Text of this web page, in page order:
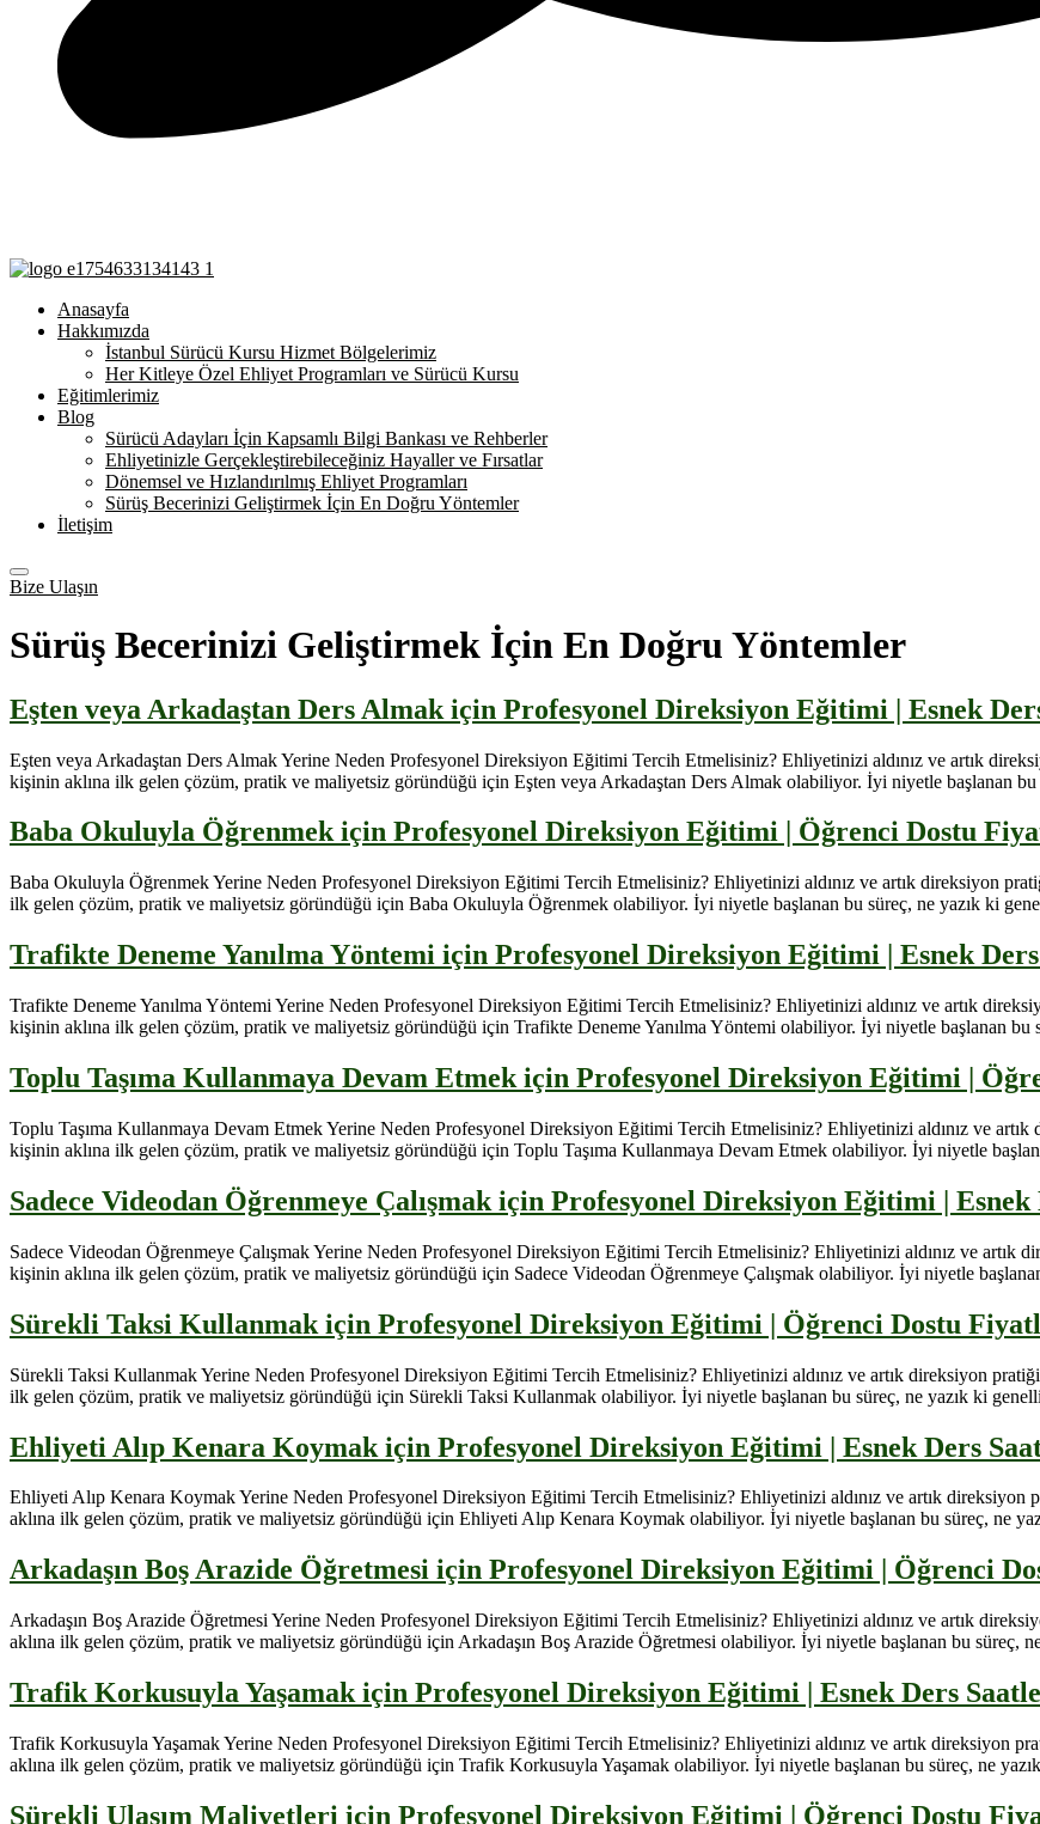
Anasayfa
Hakkımızda
İstanbul Sürücü Kursu Hizmet Bölgelerimiz
Her Kitleye Özel Ehliyet Programları ve Sürücü Kursu
Eğitimlerimiz
Blog
Sürücü Adayları İçin Kapsamlı Bilgi Bankası ve Rehberler
Ehliyetinizle Gerçekleştirebileceğiniz Hayaller ve Fırsatlar
Dönemsel ve Hızlandırılmış Ehliyet Programları
Sürüş Becerinizi Geliştirmek İçin En Doğru Yöntemler
İletişim
Bize Ulaşın
Sürüş Becerinizi Geliştirmek İçin En Doğru Yöntemler
Eşten veya Arkadaştan Ders Almak için Profesyonel Direksiyon Eğitimi | Esnek
Eşten veya Arkadaştan Ders Almak Yerine Neden Profesyonel Direksiyon Eğitimi Tercih Etmelisiniz? Ehliyetinizi aldınız ve artık
kişinin aklına ilk gelen çözüm, pratik ve maliyetsiz göründüğü için Eşten veya Arkadaştan Ders Almak olabiliyor. İyi niyetle başlanan bu
Baba Okuluyla Öğrenmek için Profesyonel Direksiyon Eğitimi | Öğrenci Dostu
Baba Okuluyla Öğrenmek Yerine Neden Profesyonel Direksiyon Eğitimi Tercih Etmelisiniz? Ehliyetinizi aldınız ve artık direksiyon
ilk gelen çözüm, pratik ve maliyetsiz göründüğü için Baba Okuluyla Öğrenmek olabiliyor. İyi niyetle başlanan bu süreç, ne yazık ki
Trafikte Deneme Yanılma Yöntemi için Profesyonel Direksiyon Eğitimi | Esnek
Trafikte Deneme Yanılma Yöntemi Yerine Neden Profesyonel Direksiyon Eğitimi Tercih Etmelisiniz? Ehliyetinizi aldınız ve artık
kişinin aklına ilk gelen çözüm, pratik ve maliyetsiz göründüğü için Trafikte Deneme Yanılma Yöntemi olabiliyor. İyi niyetle başlanan bu
Toplu Taşıma Kullanmaya Devam Etmek için Profesyonel Direksiyon Eğitimi |
Toplu Taşıma Kullanmaya Devam Etmek Yerine Neden Profesyonel Direksiyon Eğitimi Tercih Etmelisiniz? Ehliyetinizi aldınız ve
kişinin aklına ilk gelen çözüm, pratik ve maliyetsiz göründüğü için Toplu Taşıma Kullanmaya Devam Etmek olabiliyor. İyi niyetle
Sadece Videodan Öğrenmeye Çalışmak için Profesyonel Direksiyon Eğitimi |
Sadece Videodan Öğrenmeye Çalışmak Yerine Neden Profesyonel Direksiyon Eğitimi Tercih Etmelisiniz? Ehliyetinizi aldınız ve artık
kişinin aklına ilk gelen çözüm, pratik ve maliyetsiz göründüğü için Sadece Videodan Öğrenmeye Çalışmak olabiliyor. İyi niyetle
Sürekli Taksi Kullanmak için Profesyonel Direksiyon Eğitimi | Öğrenci Dostu
Sürekli Taksi Kullanmak Yerine Neden Profesyonel Direksiyon Eğitimi Tercih Etmelisiniz? Ehliyetinizi aldınız ve artık direksiyon
ilk gelen çözüm, pratik ve maliyetsiz göründüğü için Sürekli Taksi Kullanmak olabiliyor. İyi niyetle başlanan bu süreç, ne yazık ki
Ehliyeti Alıp Kenara Koymak için Profesyonel Direksiyon Eğitimi | Esnek Ders
Ehliyeti Alıp Kenara Koymak Yerine Neden Profesyonel Direksiyon Eğitimi Tercih Etmelisiniz? Ehliyetinizi aldınız ve artık direksiyon
aklına ilk gelen çözüm, pratik ve maliyetsiz göründüğü için Ehliyeti Alıp Kenara Koymak olabiliyor. İyi niyetle başlanan bu süreç, ne
Arkadaşın Boş Arazide Öğretmesi için Profesyonel Direksiyon Eğitimi | Öğrenci
Arkadaşın Boş Arazide Öğretmesi Yerine Neden Profesyonel Direksiyon Eğitimi Tercih Etmelisiniz? Ehliyetinizi aldınız ve artık
aklına ilk gelen çözüm, pratik ve maliyetsiz göründüğü için Arkadaşın Boş Arazide Öğretmesi olabiliyor. İyi niyetle başlanan bu süreç,
Trafik Korkusuyla Yaşamak için Profesyonel Direksiyon Eğitimi | Esnek Ders
Trafik Korkusuyla Yaşamak Yerine Neden Profesyonel Direksiyon Eğitimi Tercih Etmelisiniz? Ehliyetinizi aldınız ve artık direksiyon
aklına ilk gelen çözüm, pratik ve maliyetsiz göründüğü için Trafik Korkusuyla Yaşamak olabiliyor. İyi niyetle başlanan bu süreç, ne
Sürekli Ulaşım Maliyetleri için Profesyonel Direksiyon Eğitimi | Öğrenci Dostu